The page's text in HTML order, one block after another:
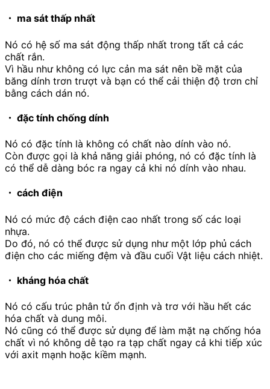
・ ma sát thấp nhất
Nó có hệ số ma sát động thấp nhất trong tất cả các
chất rắn.
Vì hầu như không có lực cản ma sát nên bề mặt của
băng dính trơn trượt và bạn có thể cải thiện độ trơn chỉ
bằng cách dán nó.
・ đặc tính chống dính
Nó có đặc tính là không có chất nào dính vào nó.
Còn được gọi là khả năng giải phóng, nó có đặc tính là
có thể dễ dàng bóc ra ngay cả khi nó dính vào nhau.
・ cách điện
Nó có mức độ cách điện cao nhất trong số các loại
nhựa.
Do đó, nó có thể được sử dụng như một lớp phủ cách
điện cho các miếng đệm và đầu cuối Vật liệu cách nhiệt.
・ kháng hóa chất
Nó có cấu trúc phân tử ổn định và trơ với hầu hết các
hóa chất và dung môi.
Nó cũng có thể được sử dụng để làm mặt nạ chống hóa
chất vì nó không dễ tạo ra tạp chất ngay cả khi tiếp xúc
với axit mạnh hoặc kiềm mạnh.